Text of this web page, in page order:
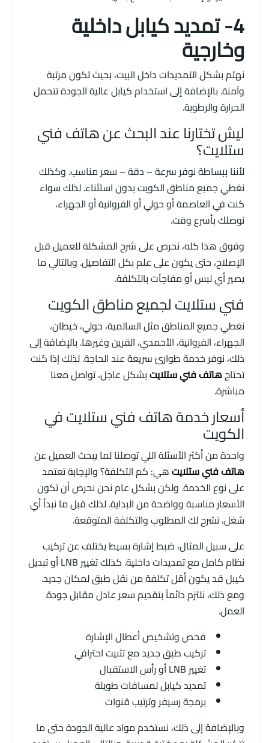
4- تمديد كيابل داخلية
وخارجية
نهتم بشكل التمديدات داخل البيت، بحيث تكون مرتبة
وآمنة. بالإضافة إلى استخدام كيابل عالية الجودة تتحمل
الحرارة والرطوبة.
ليش تختارنا عند البحث عن هاتف فني
ستلايت؟
لأننا ببساطة نوفر سرعة – دقة – سعر مناسب. وكذلك
نغطي جميع مناطق الكويت بدون استثناء. لذلك سواء
كنت في العاصمة أو حولي أو الفروانية أو الجهراء،
نوصلك بأسرع وقت.
وفوق هذا كله، نحرص على شرح المشكلة للعميل قبل
الإصلاح، حتى يكون على علم بكل التفاصيل. وبالتالي ما
يصير أي لبس أو مفاجآت بالتكلفة.
فني ستلايت لجميع مناطق الكويت
نغطي جميع المناطق مثل السالمية، حولي، خيطان،
الجهراء، الفروانية، الأحمدي، القرين وغيرها. بالإضافة إلى
ذلك، نوفر خدمة طوارئ سريعة عند الحاجة. لذلك إذا كنت
تحتاجهاتف فني ستلايتبشكل عاجل، تواصل معنا
مباشرة.
أسعار خدمة هاتف فني ستلايت في
الكويت
واحدة من أكثر الأسئلة اللي توصلنا لما يبحث العميل عن
هاتف فني ستلايتهي: كم التكلفة؟ والإجابة تعتمد
على نوع الخدمة. ولكن بشكل عام نحن نحرص أن تكون
الأسعار مناسبة وواضحة من البداية. لذلك قبل ما نبدأ أي
شغل، نشرح لك المطلوب والتكلفة المتوقعة.
على سبيل المثال، ضبط إشارة بسيط يختلف عن تركيب
نظام كامل مع تمديدات داخلية. كذلك تغيير LNB أو تبديل
كيبل قد يكون أقل تكلفة من نقل طبق لمكان جديد.
ومع ذلك، نلتزم دائماً بتقديم سعر عادل مقابل جودة
العمل.
فحص وتشخيص أعطال الإشارة
تركيب طبق جديد مع تثبيت احترافي
تغيير LNB أو رأس الاستقبال
تمديد كيابل لمسافات طويلة
برمجة رسيفر وترتيب قنوات
وبالإضافة إلى ذلك، نستخدم مواد عالية الجودة حتى ما